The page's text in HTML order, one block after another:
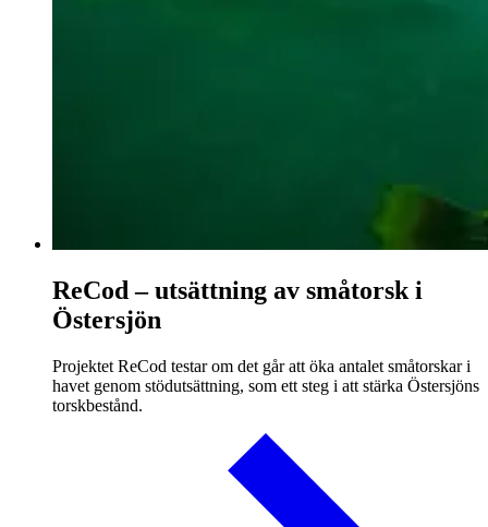
ReCod – utsättning av småtorsk i
Östersjön
Projektet ReCod testar om det går att öka antalet småtorskar i
havet genom stödutsättning, som ett steg i att stärka Östersjöns
torskbestånd.